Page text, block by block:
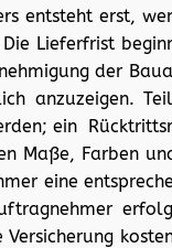
entsteht erst,
Lieferfrist
der
anzuzeigen.
ein
Maße, Farben
eine